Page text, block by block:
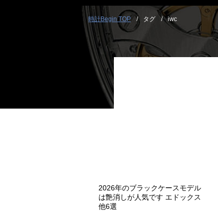
時計Begin TOP タグ iwc
2026年のブラックケースモデル
は艶消しが人気です エドックス
他6選